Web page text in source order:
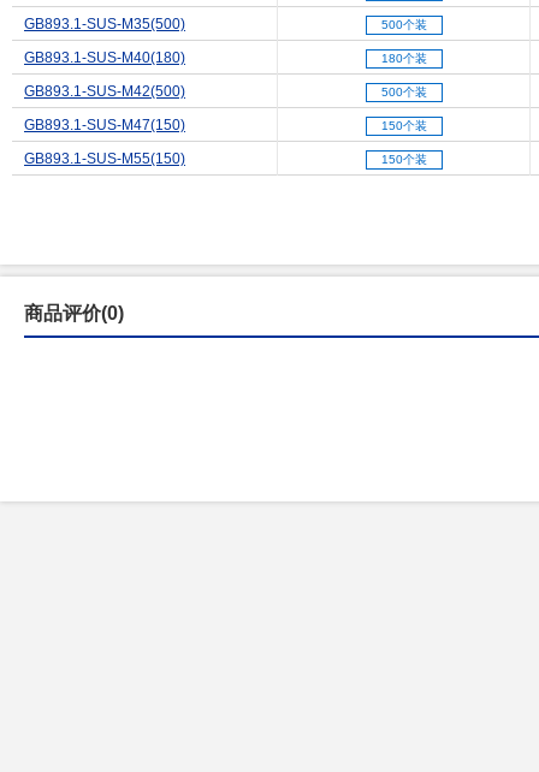
GB893.1-SUS-M35(500)
GB893.1-SUS-M40(180)
GB893.1-SUS-M42(500)
GB893.1-SUS-M47(150)
GB893.1-SUS-M55(150)
500个装
180个装
500个装
150个装
150个装
商品评价(0)